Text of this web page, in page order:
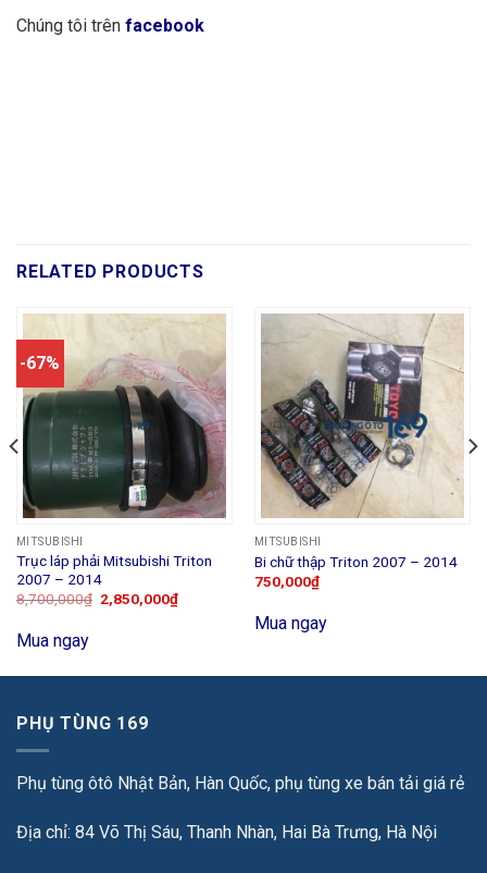
Chúng tôi trên facebook
RELATED PRODUCTS
-67%
MITSUBISHI
Trục láp phải Mitsubishi Triton
2007 – 2014
8,700,000₫ 2,850,000₫
Mua ngay
MITSUBISHI
Bi chữ thập Triton 2007 – 2014
750,000₫
Mua ngay
PHỤ TÙNG 169
Phụ tùng ôtô Nhật Bản, Hàn Quốc, phụ tùng xe bán tải giá rẻ
Địa chỉ: 84 Võ Thị Sáu, Thanh Nhàn, Hai Bà Trưng, Hà Nội